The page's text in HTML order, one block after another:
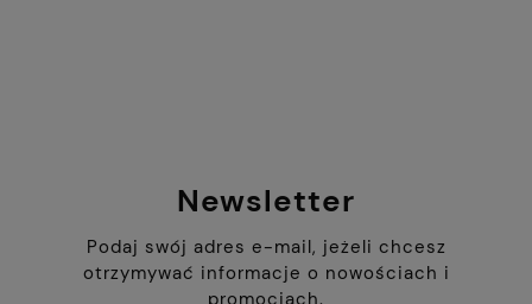
Newsletter
Podaj swój adres e-mail, jeżeli chcesz
otrzymywać informacje o nowościach i